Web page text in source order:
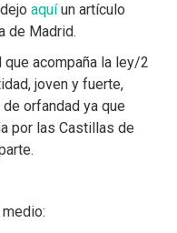
aquíun artículo
de Madrid.
que acompaña la ley/2
joven y fuerte,
orfandad ya que
por las Castillas de